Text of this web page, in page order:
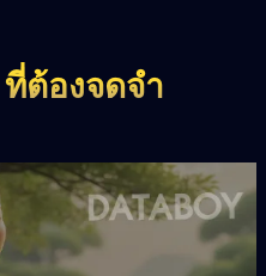
ต้องจดจำ